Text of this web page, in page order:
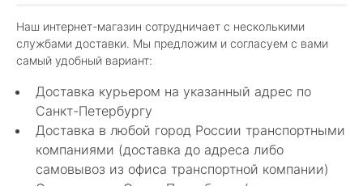
Наш интернет-магазин сотрудничает с несколькими
службами доставки. Мы предложим и согласуем с вами
самый удобный вариант:
Доставка курьером на указанный адрес по
Санкт-Петербургу
Доставка в любой город России транспортными
компаниями (доставка до адреса либо
самовывоз из офиса транспортной компании)
Шикарный магазин, огромный ассортимент не
только ювелирных изделий. Продавцы
шикарные, спасибо!
Показать полностью
Алла Майорова
8 мая 2025